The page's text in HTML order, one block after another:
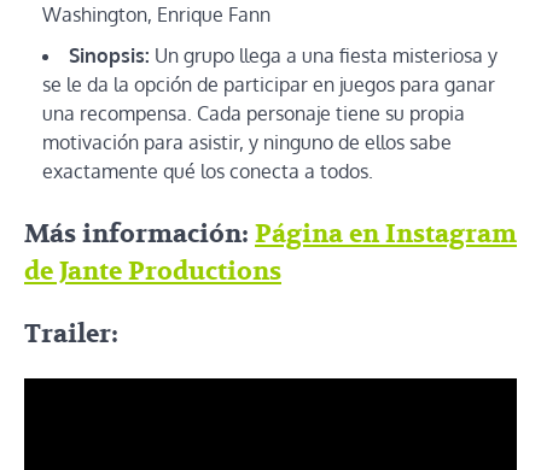
Washington, Enrique Fann
Sinopsis: Un grupo llega a una fiesta misteriosa y
se le da la opción de participar en juegos para ganar
una recompensa. Cada personaje tiene su propia
motivación para asistir, y ninguno de ellos sabe
exactamente qué los conecta a todos.
Más información: Página en Instagram
de Jante Productions
Trailer: